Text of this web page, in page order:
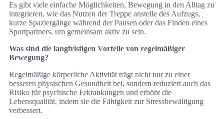
Es gibt viele einfache Möglichkeiten, Bewegung in den Alltag zu
integrieren, wie das Nutzen der Treppe anstelle des Aufzugs,
kurze Spaziergänge während der Pausen oder das Finden eines
Sportpartners, um gemeinsam aktiv zu sein.
Was sind die langfristigen Vorteile von regelmäßiger
Bewegung?
Regelmäßige körperliche Aktivität trägt nicht nur zu einer
besseren physischen Gesundheit bei, sondern reduziert auch das
Risiko für psychische Erkrankungen und erhöht die
Lebensqualität, indem sie die Fähigkeit zur Stressbewältigung
verbessert.